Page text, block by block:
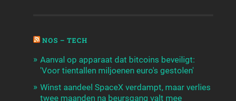
NOS – TECH
Aanval op apparaat dat bitcoins beveiligt:
'Voor tientallen miljoenen euro's gestolen'
Winst aandeel SpaceX verdampt, maar verlies
twee maanden na beursgang valt mee